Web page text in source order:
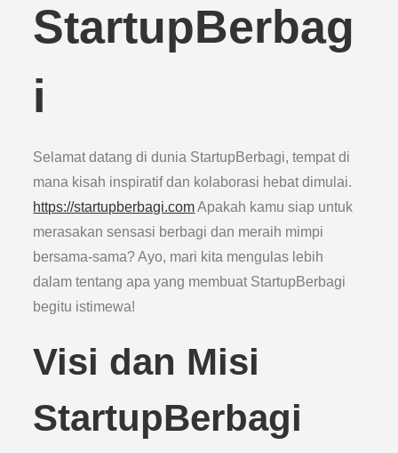
StartupBerbag
i
Selamat datang di dunia StartupBerbagi, tempat di
mana kisah inspiratif dan kolaborasi hebat dimulai.
https://startupberbagi.comApakah kamu siap untuk
merasakan sensasi berbagi dan meraih mimpi
bersama-sama? Ayo, mari kita mengulas lebih
dalam tentang apa yang membuat StartupBerbagi
begitu istimewa!
Visi dan Misi
StartupBerbagi